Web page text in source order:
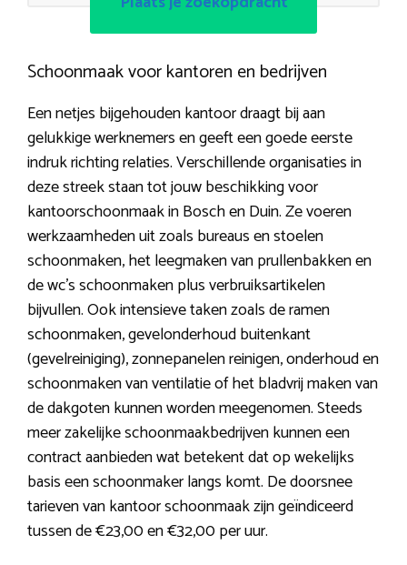
Schoonmaak voor kantoren en bedrijven
Een netjes bijgehouden kantoor draagt bij aan
gelukkige werknemers en geeft een goede eerste
indruk richting relaties. Verschillende organisaties in
deze streek staan tot jouw beschikking voor
kantoorschoonmaak in Bosch en Duin. Ze voeren
werkzaamheden uit zoals bureaus en stoelen
schoonmaken, het leegmaken van prullenbakken en
de wc’s schoonmaken plus verbruiksartikelen
bijvullen. Ook intensieve taken zoals de ramen
schoonmaken, gevelonderhoud buitenkant
(gevelreiniging), zonnepanelen reinigen, onderhoud en
schoonmaken van ventilatie of het bladvrij maken van
de dakgoten kunnen worden meegenomen. Steeds
meer zakelijke schoonmaakbedrijven kunnen een
contract aanbieden wat betekent dat op wekelijks
basis een schoonmaker langs komt. De doorsnee
tarieven van kantoor schoonmaak zijn geïndiceerd
tussen de €23,00 en €32,00 per uur.